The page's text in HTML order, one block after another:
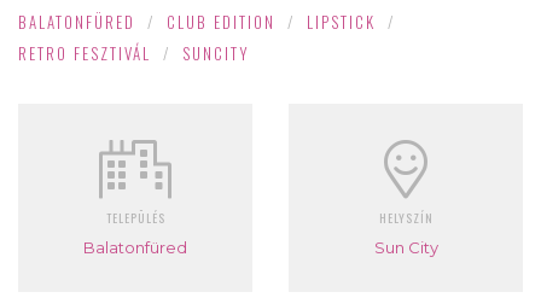
BALATONFÜRED / CLUB EDITION / LIPSTICK
/
RETRO FESZTIVÁL
/ SUNCITY
TELEPÜLÉS
Balatonfüred
HELYSZÍN
Sun City